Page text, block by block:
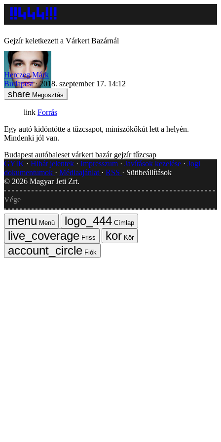
Gejzír keletkezett a Várkert Bazárnál
Herczeg Márk
Budapest
2018. szeptember 17. 14:12
Megosztás
Forrás
Egy autó kidöntötte a tűzcsapot, miniszökőkút lett a helyén.
Mindenki jól van.
Budapest autóbaleset várkert bazár gejzír tűzcsap
GYIK
Hibát jelentek Impresszum Javítások kezelése
Jogi
dokumentumok
Médiaajánlat RSS
Sütibeállítások
© 2026 Magyar Jeti Zrt.
Vége
Menü
Címlap
Friss
Kör
Fiók